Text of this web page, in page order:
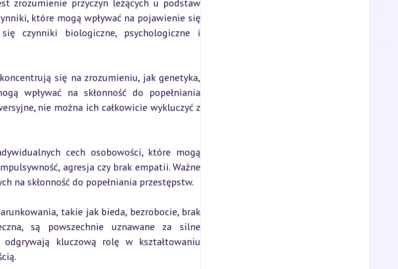
zrozumienie przyczyn leżących u podstaw
które mogą wpływać na pojawienie się
czynniki biologiczne, psychologiczne i
się na zrozumieniu, jak genetyka,
wpływać na skłonność do popełniania
nie można ich całkowicie wykluczyć z
cech osobowości, które mogą
agresja czy brak empatii. Ważne
na skłonność do popełniania przestępstw.
takie jak bieda, bezrobocie, brak
są powszechnie uznawane za silne
kluczową rolę w kształtowaniu